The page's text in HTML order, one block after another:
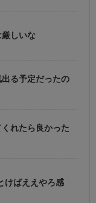
厳しいな
出る予定だったの
くれたら良かった
けばええやろ感